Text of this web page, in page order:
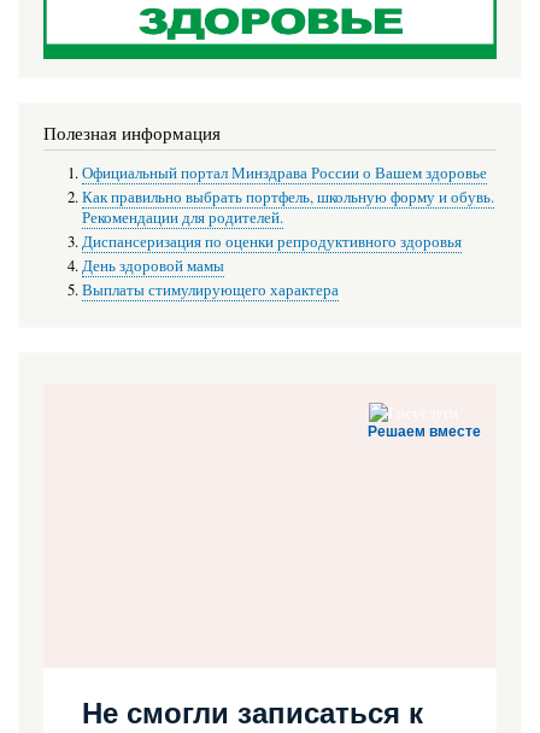
Полезная информация
Официальный портал Минздрава России о Вашем здоровье
Как правильно выбрать портфель, школьную форму и обувь.
Рекомендации для родителей.
Диспансеризация по оценки репродуктивного здоровья
День здоровой мамы
Выплаты стимулирующего характера
Решаем вместе
Не смогли записаться к